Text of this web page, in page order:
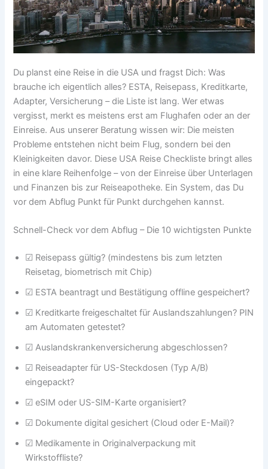
Du planst eine Reise in die USA und fragst Dich: Was
brauche ich eigentlich alles? ESTA, Reisepass, Kreditkarte,
Adapter, Versicherung – die Liste ist lang. Wer etwas
vergisst, merkt es meistens erst am Flughafen oder an der
Einreise. Aus unserer Beratung wissen wir: Die meisten
Probleme entstehen nicht beim Flug, sondern bei den
Kleinigkeiten davor. Diese USA Reise Checkliste bringt alles
in eine klare Reihenfolge – von der Einreise über Unterlagen
und Finanzen bis zur Reiseapotheke. Ein System, das Du
vor dem Abflug Punkt für Punkt durchgehen kannst.
Schnell-Check vor dem Abflug – Die 10 wichtigsten Punkte
☑ Reisepass gültig? (mindestens bis zum letzten
Reisetag, biometrisch mit Chip)
☑ ESTA beantragt und Bestätigung offline gespeichert?
☑ Kreditkarte freigeschaltet für Auslandszahlungen? PIN
am Automaten getestet?
☑ Auslandskrankenversicherung abgeschlossen?
☑ Reiseadapter für US-Steckdosen (Typ A/B)
eingepackt?
☑ eSIM oder US-SIM-Karte organisiert?
☑ Dokumente digital gesichert (Cloud oder E-Mail)?
☑ Medikamente in Originalverpackung mit
Wirkstoffliste?